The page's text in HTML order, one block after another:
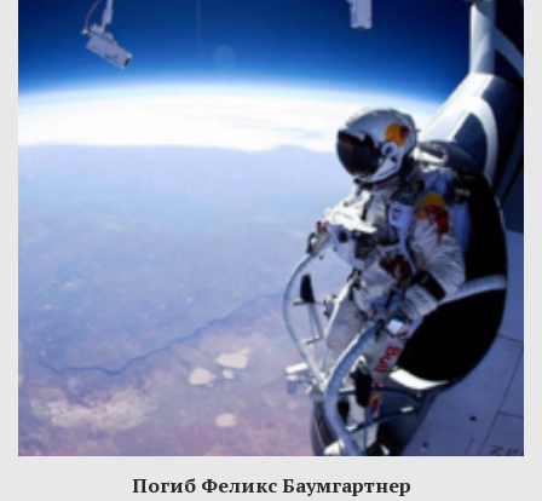
Погиб Феликс Баумгартнер